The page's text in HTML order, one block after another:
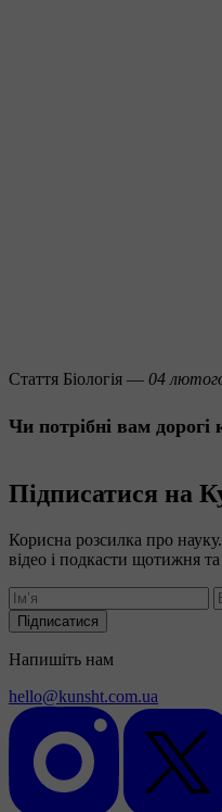
Стаття Біологія — 04
Чи потрібні вам
Підписатися на
Корисна розсилка про науку.
відео і подкасти щотижня та
Підписатися
Напишіть нам
hello@kunsht.com.ua